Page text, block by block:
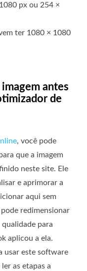
px ou 254 ×
ter 1080 × 1080
antes
de
, você pode
que a imagem
neste site. Ele
e aprimorar a
aqui sem
redimensionar
para
aplicou a ela.
usar este software
as etapas a